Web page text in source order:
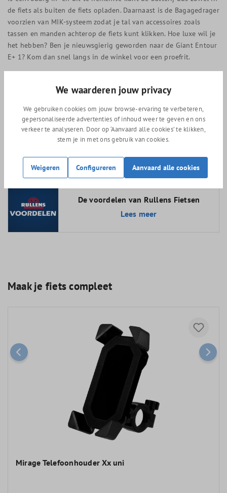
de fiets als buiten de fiets opladen. Daarnaast is de Bagagedrager
voorzien van MIK-systeem zodat je tal van accessoires zoals
tassen en manden achterop de fiets kunt klikken. Hoe luxe wil je
het hebben? Ben je nieuwsgierig geworden naar de Giant Entour
E+ 1? Kom dan snel langs in de winkel voor een proefrit.
Welke elektrische fiets heb ik nodig? Het kan moeilijk zijn om te
ontdekken welke elektrische fiets je precies zoekt en waar je op
moet letten. Bij ons in de winkel krijgen we deze vraag met
regelmaat. Daarom hebben we onze meest gestelde vragen en
antwoorden in een blogpost verwerkt. Klikhier!voor onze
uitlegblog over elektrische fietsen.
De voordelen van Rullens Fietsen
Lees meer
Maak je fiets compleet
Mirage Telefoonhouder Xx uni
We waarderen jouw privacy
We gebruiken cookies om jouw browse-ervaring te verbeteren,
gepersonaliseerde advertenties of inhoud weer te geven en ons
verkeer te analyseren. Door op ‘Aanvaard alle cookies’ te klikken,
stem je in met ons gebruik van cookies.
Weigeren Configureren Aanvaard alle cookies